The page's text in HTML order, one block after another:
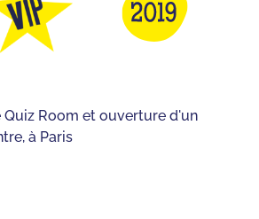
Quiz Room et ouverture d'un
à Paris